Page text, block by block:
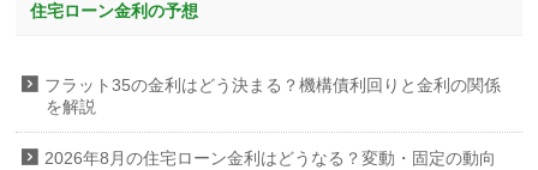
住宅ローン金利の予想
フラット35の金利はどう決まる？機構債利回りと金利の関係
を解説
2026年8月の住宅ローン金利はどうなる？変動・固定の動向